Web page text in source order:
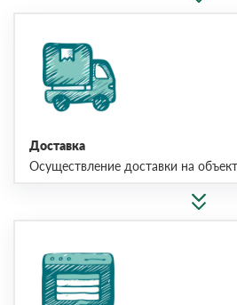
Доставка
Осуществление доставки на